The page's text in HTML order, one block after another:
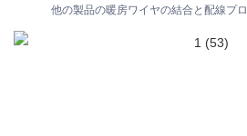
他の製品の暖房ワイヤの結合と配線プ